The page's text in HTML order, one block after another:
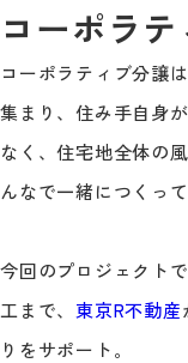
コーポラ
コーポラティブ分譲
集まり、住み手自身
なく、住宅地全体の
んなで一緒につくって
今回のプロジェクト
工まで、 東京R不動産
りをサポート。